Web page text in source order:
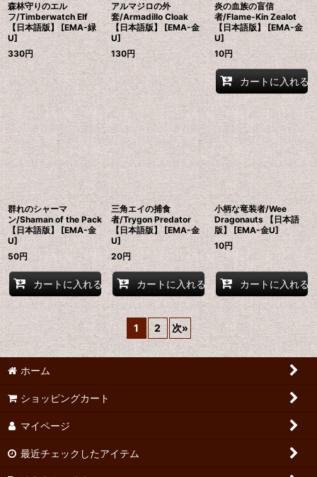
森林守りのエル
フ/Timberwatch Elf
【日本語版】 [EMA-緑
U]
330円
アルマジロの外
套/Armadillo Cloak
【日本語版】 [EMA-金
U]
130円
炎の血族の盲信
者/Flame-Kin Zealot
【日本語版】 [EMA-金
U]
10円
カートに入れる
群れのシャーマ
ン/Shaman of the Pack
【日本語版】 [EMA-金
U]
50円
カートに入れる
三角エイの捕食
者/Trygon Predator
【日本語版】 [EMA-金
U]
20円
カートに入れる
小柄な竜装者/Wee
Dragonauts 【日本語
版】 [EMA-金U]
10円
カートに入れる
1 2 次»
ホーム
ショッピングカート
マイページ
最近チェックしたアイテム